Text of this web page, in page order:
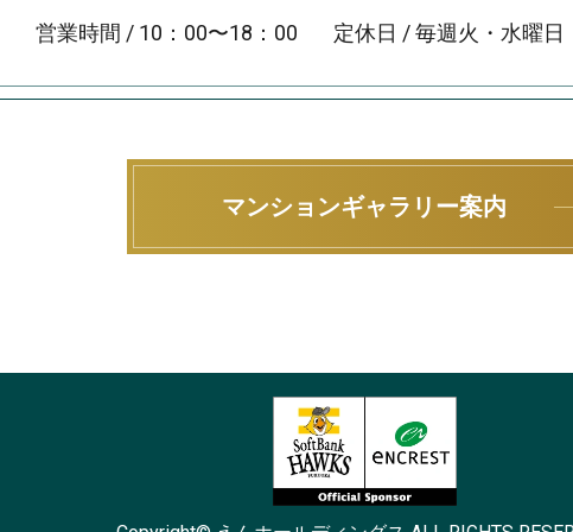
営業時間 / 10：00〜18：00 定休日 / 毎週火・水曜日
マンションギャラリー案内